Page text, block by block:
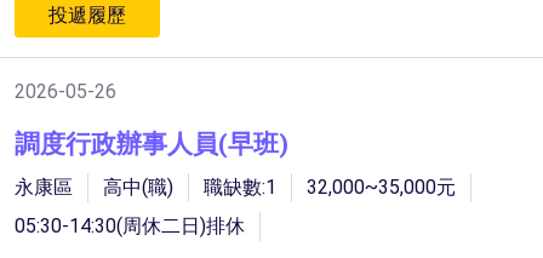
投遞履歷
2026-05-26
調度行政辦事人員(早班)
永康區 高中(職) 職缺數:1
32,000~35,000元
05:30-14:30(周休二日)排休